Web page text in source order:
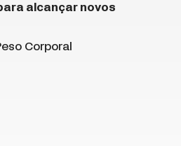
alcançar novos
Corporal